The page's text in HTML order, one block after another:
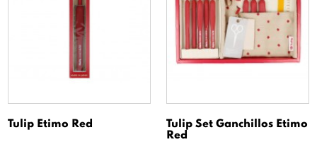
Tulip Etimo Red
Tulip Set Ganchillos Etimo
Red